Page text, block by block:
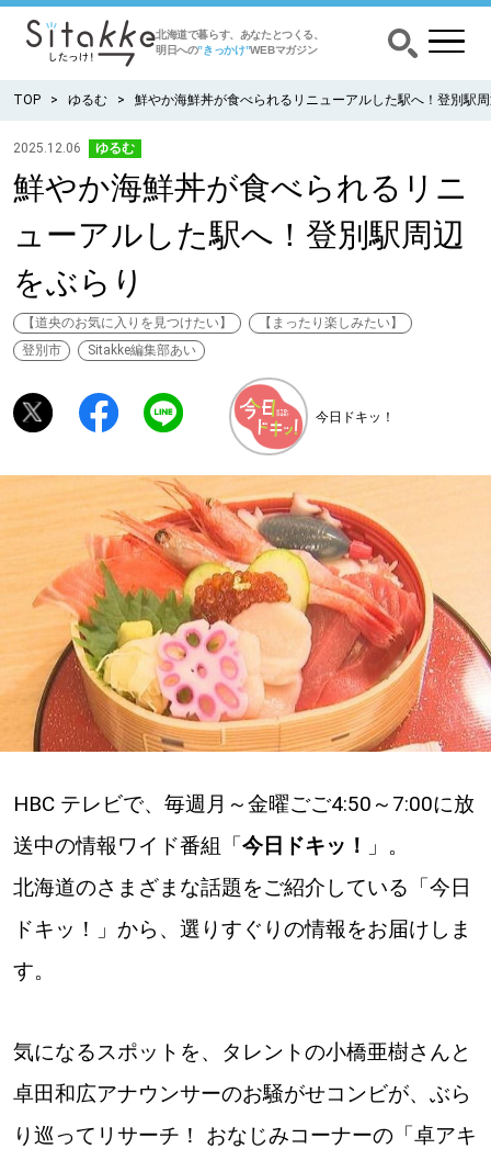
北海道で暮らす、あなたとつくる、
明日への”きっかけ”WEBマガジン
CATEGORY カテゴリー
食べる
出かける
みがく
深める
ゆるむ
SitakkeTV
LOCAL ローカルエリア
札幌
道央
TOP ゆるむ 鮮やか海鮮丼が食べられるリニューアルした駅へ！登別駅
2025.12.06 ゆるむ
鮮やか海鮮丼が食べられるリニ
ューアルした駅へ！登別駅周辺
をぶらり
【道央のお気に入りを見つけたい】
【まったり楽しみたい】
登別市
Sitakke編集部あい
今日ドキッ！
HBC テレビで、毎週月～金曜ごご4:50～7:00に放
送中の情報ワイド番組「今日ドキッ！
」。
北海道のさまざまな話題をご紹介している「今日
ドキッ！」から、選りすぐりの情報をお届けしま
す。
気になるスポットを、タレントの小橋亜樹さんと
卓田和広アナウンサーのお騒がせコンビが、ぶら
り巡ってリサーチ！ おなじみコーナーの「卓アキ